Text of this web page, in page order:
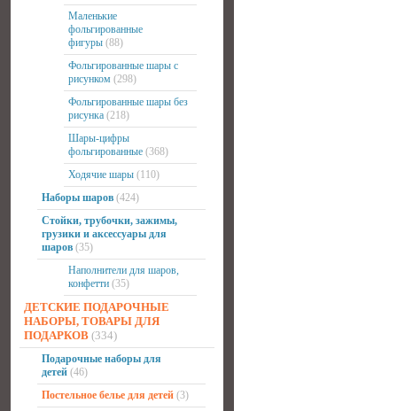
Маленькие
фольгированные
фигуры (88)
Фольгированные шары с
рисунком (298)
Фольгированные шары без
рисунка (218)
Шары-цифры
фольгированные (368)
Ходячие шары (110)
Наборы шаров (424)
Стойки, трубочки, зажимы,
грузики и аксессуары для
шаров (35)
Наполнители для шаров,
конфетти (35)
ДЕТСКИЕ ПОДАРОЧНЫЕ
НАБОРЫ, ТОВАРЫ ДЛЯ
ПОДАРКОВ (334)
Подарочные наборы для
детей (46)
Постельное белье для детей (3)